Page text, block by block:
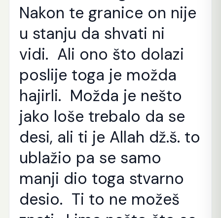
Nakon te granice on nije
u stanju da shvati ni
vidi. Ali ono što dolazi
poslije toga je možda
hajirli. Možda je nešto
jako loše trebalo da se
desi, ali ti je Allah dž.š. to
ublažio pa se samo
manji dio toga stvarno
desio. Ti to ne možeš